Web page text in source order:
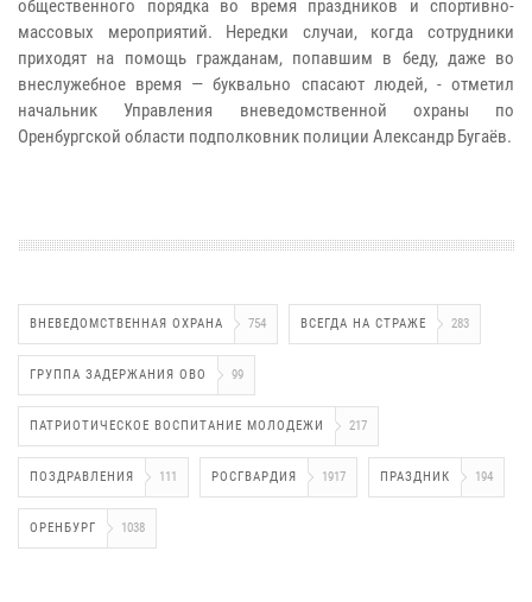
общественного порядка во время праздников и спортивно-
массовых мероприятий. Нередки случаи, когда сотрудники
приходят на помощь гражданам, попавшим в беду, даже во
внеслужебное время — буквально спасают людей, - отметил
начальник Управления вневедомственной охраны по
Оренбургской области подполковник полиции Александр Бугаёв.
ВНЕВЕДОМСТВЕННАЯ ОХРАНА 754 ВСЕГДА НА СТРАЖЕ 283
ГРУППА ЗАДЕРЖАНИЯ ОВО 99
ПАТРИОТИЧЕСКОЕ ВОСПИТАНИЕ МОЛОДЕЖИ 217
ПОЗДРАВЛЕНИЯ 111 РОСГВАРДИЯ 1917 ПРАЗДНИК 194
ОРЕНБУРГ 1038